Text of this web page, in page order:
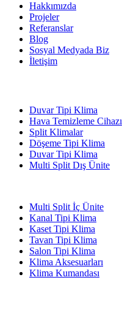
Hakkımızda
Projeler
Referanslar
Blog
Sosyal Medyada Biz
İletişim
Duvar Tipi Klima
Hava Temizleme Cihazı
Split Klimalar
Döşeme Tipi Klima
Duvar Tipi Klima
Multi Split Dış Ünite
Multi Split İç Ünite
Kanal Tipi Klima
Kaset Tipi Klima
Tavan Tipi Klima
Salon Tipi Klima
Klima Aksesuarları
Klima Kumandası